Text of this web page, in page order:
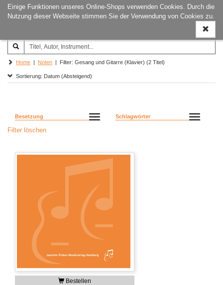
Einige Funktionen unseres Online-Shops verwenden Cookies. Durch die
Nutzung dieser Webseite stimmen Sie der Verwendung von Cookies zu.
ein-/
Joachim‐Trekel‐Musikverlag,
Hamburg
Home | Noten | Filter: Gesang und Gitarre (Klavier) (2 Titel)
Sortierung: Datum (Absteigend)
Besetzung Schlagwörter
Filter löschen
Bestellen